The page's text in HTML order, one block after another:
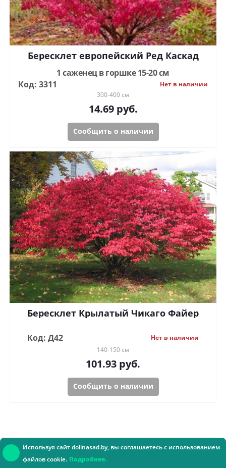
Бересклет европейский Ред Каскад
1 саженец в горшке 15-20 см
Код: 3311
Нет в наличии
300-400 см
14.69руб.
Сообщить о наличии
Бересклет Крылатый Чикаго Файер
Код: Д42
Нет в наличии
140-150 см
101.93 руб.
Сообщить о наличии
Используя сайт dolinasad.by, вы соглашаетесь с использованием
файлов cookie. Подробнее.